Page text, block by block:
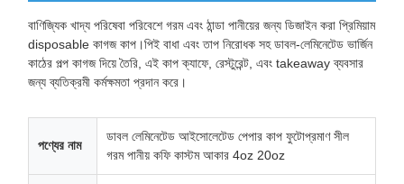
বাণিজ্যিক খাদ্য পরিষেবা পরিবেশে গরম এবং ঠান্ডা পানীয়ের জন্য ডিজাইন করা প্রিমিয়াম
disposable কাগজ কাপ।পিই বাধা এবং তাপ নিরোধক সহ ডাবল-লেমিনেটেড ভার্জিন
কাঠের পল্প কাগজ দিয়ে তৈরি, এই কাপ ক্যাফে, রেস্টুরেন্ট, এবং takeaway ব্যবসার
জন্য ব্যতিক্রমী কর্মক্ষমতা প্রদান করে।
পণ্যের নাম
ডাবল লেমিনেটেড আইসোলেটেড পেপার কাপ ফুটোপ্রমাণ সীল
গরম পানীয় কফি কাস্টম আকার 4oz 20oz